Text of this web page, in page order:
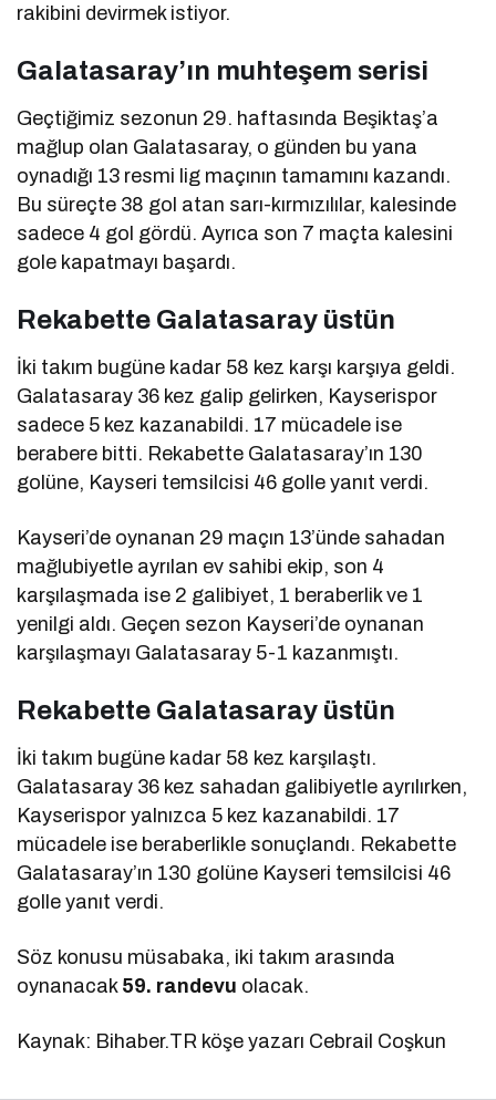
rakibini devirmek istiyor.
Galatasaray’ın muhteşem serisi
Geçtiğimiz sezonun 29. haftasında Beşiktaş’a
mağlup olan Galatasaray, o günden bu yana
oynadığı 13 resmi lig maçının tamamını kazandı.
Bu süreçte 38 gol atan sarı-kırmızılılar, kalesinde
sadece 4 gol gördü. Ayrıca son 7 maçta kalesini
gole kapatmayı başardı.
Rekabette Galatasaray üstün
İki takım bugüne kadar 58 kez karşı karşıya geldi.
Galatasaray 36 kez galip gelirken, Kayserispor
sadece 5 kez kazanabildi. 17 mücadele ise
berabere bitti. Rekabette Galatasaray’ın 130
golüne, Kayseri temsilcisi 46 golle yanıt verdi.
Kayseri’de oynanan 29 maçın 13’ünde sahadan
mağlubiyetle ayrılan ev sahibi ekip, son 4
karşılaşmada ise 2 galibiyet, 1 beraberlik ve 1
yenilgi aldı. Geçen sezon Kayseri’de oynanan
karşılaşmayı Galatasaray 5-1 kazanmıştı.
Rekabette Galatasaray üstün
İki takım bugüne kadar 58 kez karşılaştı.
Galatasaray 36 kez sahadan galibiyetle ayrılırken,
Kayserispor yalnızca 5 kez kazanabildi. 17
mücadele ise beraberlikle sonuçlandı. Rekabette
Galatasaray’ın 130 golüne Kayseri temsilcisi 46
golle yanıt verdi.
Söz konusu müsabaka, iki takım arasında
oynanacak 59. randevu olacak.
Kaynak: Bihaber.TR köşe yazarı Cebrail Coşkun